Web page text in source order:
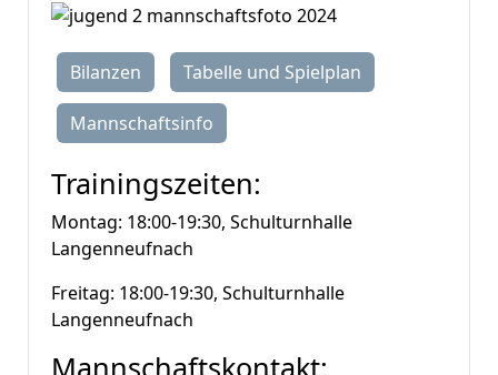
Bilanzen Tabelle und Spielplan
Mannschaftsinfo
Trainingszeiten:
Montag: 18:00-19:30, Schulturnhalle
Langenneufnach
Freitag: 18:00-19:30, Schulturnhalle
Langenneufnach
Mannschaftskontakt: